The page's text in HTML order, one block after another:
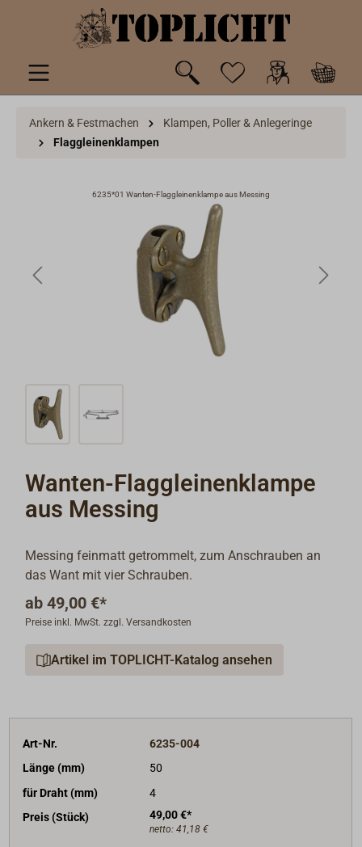
springen
Ankern & Festmachen
Klampen, Poller & Anlegeringe
Flaggleinenklampen
6235*01 Wanten-Flaggleinenklampe aus Messing
Wanten-Flaggleinenklampe
aus Messing
Messing feinmatt getrommelt, zum Anschrauben an
das Want mit vier Schrauben.
ab 49,00 €*
Preise inkl. MwSt. zzgl. Versandkosten
Artikel im TOPLICHT-Katalog ansehen
Art-Nr.
6235-004
Länge (mm)
50
für Draht (mm)
4
Preis (Stück)
49,00 €*
netto: 41,18 €